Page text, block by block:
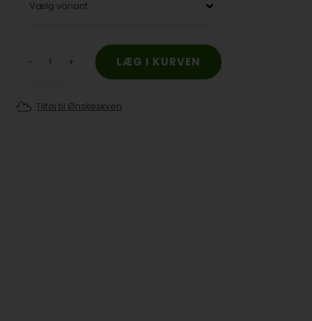
- +
Tilføj til Ønskeskyen